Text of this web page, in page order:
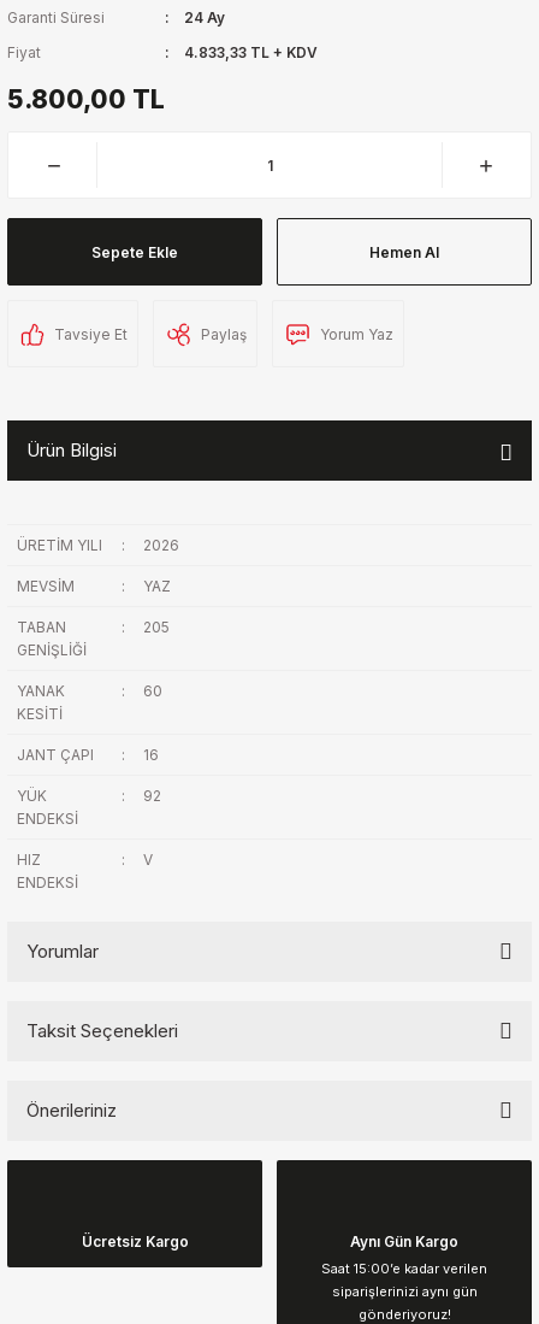
Garanti Süresi
24 Ay
Fiyat
4.833,33 TL + KDV
5.800,00 TL
Sepete Ekle Hemen Al
Tavsiye Et Paylaş Yorum Yaz
Ürün Bilgisi
ÜRETİM YILI : 2026
MEVSİM : YAZ
TABAN
GENİŞLİĞİ
: 205
YANAK
KESİTİ
: 60
JANT ÇAPI : 16
YÜK
ENDEKSİ
: 92
HIZ
ENDEKSİ
: V
Yorumlar
Taksit Seçenekleri
Önerileriniz
Görüş ve önerileriniz için teşekkür ederiz.
Ürün resmi kalitesiz, bozuk veya görüntülenemiyor.
Ücretsiz Kargo Aynı Gün Kargo
Saat 15:00’e kadar verilen
siparişlerinizi aynı gün
gönderiyoruz!